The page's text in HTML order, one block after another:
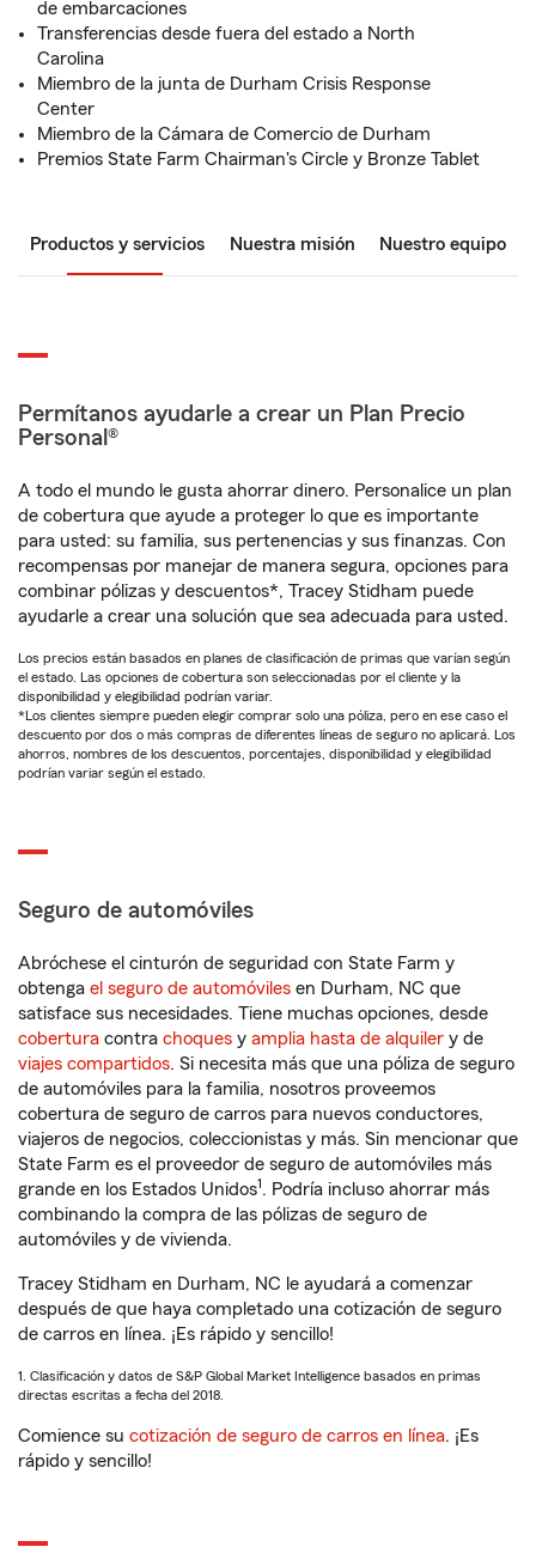
de embarcaciones
Transferencias desde fuera del estado a North
Carolina
Miembro de la junta de Durham Crisis Response
Center
Miembro de la Cámara de Comercio de Durham
Premios State Farm Chairman's Circle y Bronze Tablet
Productos y servicios Nuestra misión Nuestro equipo
Permítanos ayudarle a crear un Plan Precio
Personal®
A todo el mundo le gusta ahorrar dinero. Personalice un plan
de cobertura que ayude a proteger lo que es importante
para usted: su familia, sus pertenencias y sus finanzas. Con
recompensas por manejar de manera segura, opciones para
combinar pólizas y descuentos*, Tracey Stidham puede
ayudarle a crear una solución que sea adecuada para usted.
Los precios están basados en planes de clasificación de primas que varían según
el estado. Las opciones de cobertura son seleccionadas por el cliente y la
disponibilidad y elegibilidad podrían variar.
*Los clientes siempre pueden elegir comprar solo una póliza, pero en ese caso el
descuento por dos o más compras de diferentes líneas de seguro no aplicará. Los
ahorros, nombres de los descuentos, porcentajes, disponibilidad y elegibilidad
podrían variar según el estado.
Seguro de automóviles
Abróchese el cinturón de seguridad con State Farm y
obtenga el seguro de automóviles en Durham, NC que
satisface sus necesidades. Tiene muchas opciones, desde
cobertura contra choques y amplia hasta de alquiler y de
viajes compartidos. Si necesita más que una póliza de seguro
de automóviles para la familia, nosotros proveemos
cobertura de seguro de carros para nuevos conductores,
viajeros de negocios, coleccionistas y más. Sin mencionar que
State Farm es el proveedor de seguro de automóviles más
grande en los Estados Unidos1. Podría incluso ahorrar más
combinando la compra de las pólizas de seguro de
automóviles y de vivienda.
Tracey Stidham en Durham, NC le ayudará a comenzar
después de que haya completado una cotización de seguro
de carros en línea. ¡Es rápido y sencillo!
1. Clasificación y datos de S&P Global Market Intelligence basados en primas
directas escritas a fecha del 2018.
Comience su cotización de seguro de carros en línea. ¡Es
rápido y sencillo!